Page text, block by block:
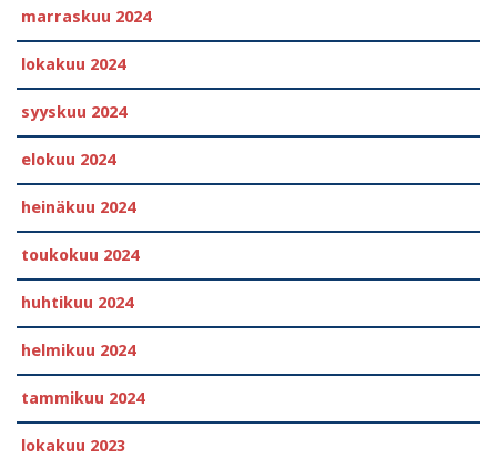
marraskuu 2024
lokakuu 2024
syyskuu 2024
elokuu 2024
heinäkuu 2024
toukokuu 2024
huhtikuu 2024
helmikuu 2024
tammikuu 2024
lokakuu 2023